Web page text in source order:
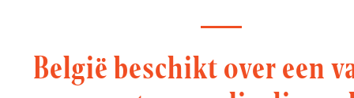
België beschikt over een